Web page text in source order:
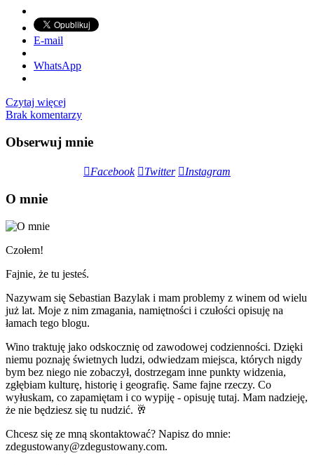
E-mail
WhatsApp
Czytaj więcej
Brak komentarzy
Obserwuj mnie
Facebook Twitter Instagram
O mnie
Czołem!
Fajnie, że tu jesteś.
Nazywam się Sebastian Bazylak i mam problemy z winem od wielu
już lat. Moje z nim zmagania, namiętności i czułości opisuję na
łamach tego blogu.
Wino traktuję jako odskocznię od zawodowej codzienności. Dzięki
niemu poznaję świetnych ludzi, odwiedzam miejsca, których nigdy
bym bez niego nie zobaczył, dostrzegam inne punkty widzenia,
zgłębiam kulturę, historię i geografię. Same fajne rzeczy. Co
wyłuskam, co zapamiętam i co wypiję - opisuję tutaj. Mam nadzieję,
że nie będziesz się tu nudzić. 🥂
Chcesz się ze mną skontaktować? Napisz do mnie:
zdegustowany@zdegustowany.com.